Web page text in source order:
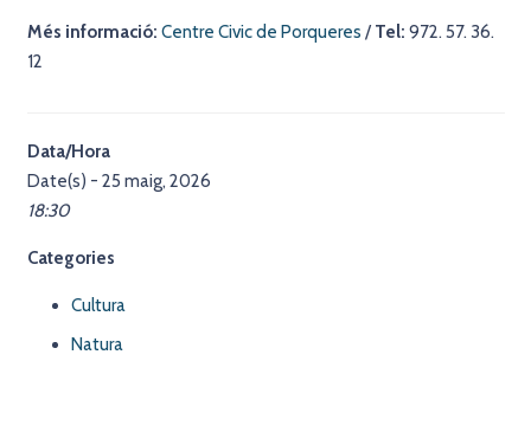
Més informació: Centre Civic de Porqueres /Tel: 972. 57. 36.
12
Data/Hora
Date(s) - 25 maig, 2026
18:30
Categories
Cultura
Natura